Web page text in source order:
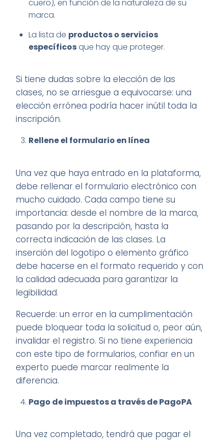
cuero), en función de la naturaleza de su
marca.
La lista de productos o servicios
específicosque hay que proteger.
Si tiene dudas sobre la elección de las
clases, no se arriesgue a equivocarse: una
elección errónea podría hacer inútil toda la
inscripción.
Rellene el formulario en línea
Una vez que haya entrado en la plataforma,
debe rellenar el formulario electrónico con
mucho cuidado. Cada campo tiene su
importancia: desde el nombre de la marca,
pasando por la descripción, hasta la
correcta indicación de las clases. La
inserción del logotipo o elemento gráfico
debe hacerse en el formato requerido y con
la calidad adecuada para garantizar la
legibilidad.
Recuerde: un error en la cumplimentación
puede bloquear toda la solicitud o, peor aún,
invalidar el registro. Si no tiene experiencia
con este tipo de formularios, confiar en un
experto puede marcar realmente la
diferencia.
Pago de impuestos a través de PagoPA
Una vez completado, tendrá que pagar el